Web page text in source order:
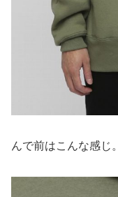
んで前はこんな感じ。